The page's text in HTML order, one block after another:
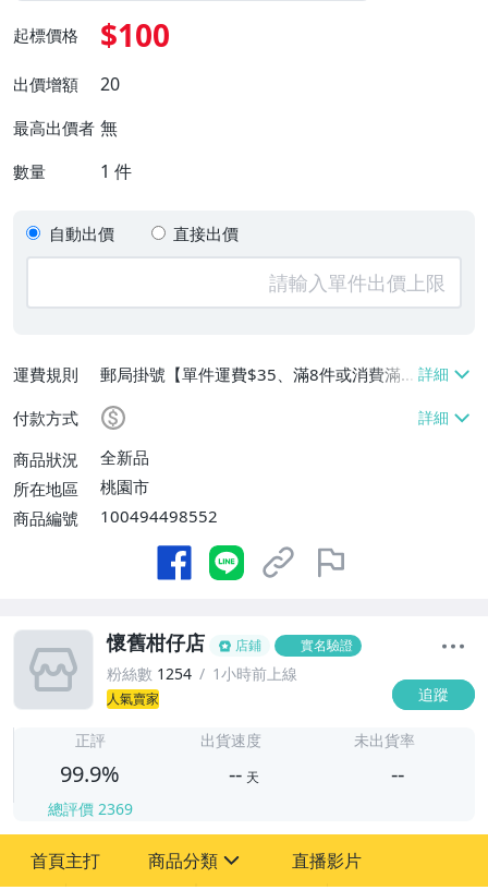
起標價格 $100
出價增額 20
最高出價者 無
數量 1 件
自動出價 直接出價
運費規則
郵局掛號【單件運費$35、滿8件或消費滿
$3500免運費】
付款方式
商品狀況
全新品
所在地區
桃園市
商品編號
100494498552
懷舊柑仔店 店鋪 實名驗證
粉絲數 1254 1小時前上線
人氣賣家 追蹤
正評
99.9%
總評價 2369
出貨速度
-- 天
未出貨率
--
首頁主打 商品分類 直播影片